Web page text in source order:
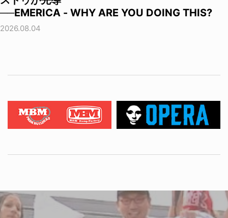
──EMERICA - WHY ARE YOU DOING THIS?
2026.08.04